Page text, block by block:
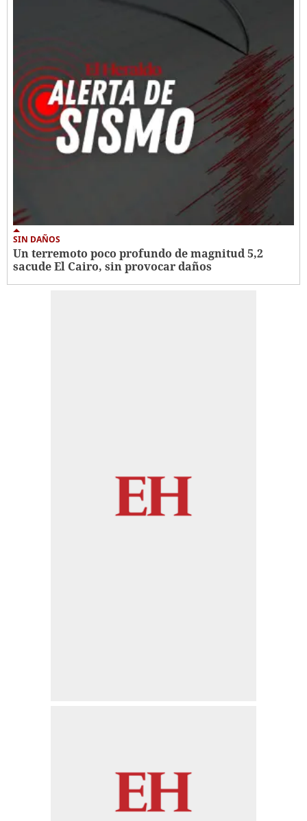
SIN DAÑOS
Un terremoto poco profundo de magnitud 5,2
sacude El Cairo, sin provocar daños